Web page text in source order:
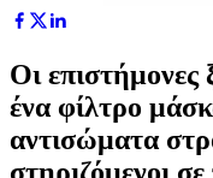
Οι επιστήμονες
ένα φίλτρο
αντισώματα
στηριζόμενοι